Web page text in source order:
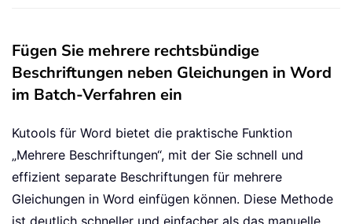
Fügen Sie mehrere rechtsbündige
Beschriftungen neben Gleichungen in Word
im Batch-Verfahren ein
Kutools für Word bietet die praktische Funktion
„Mehrere Beschriftungen“, mit der Sie schnell und
effizient separate Beschriftungen für mehrere
Gleichungen in Word einfügen können. Diese Methode